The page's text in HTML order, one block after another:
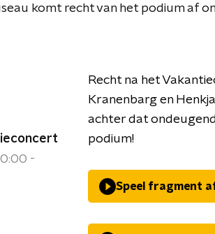
komt recht van het podium af
-
Recht na het
Kranenbarg en
achter dat
podium!
Speel fragment